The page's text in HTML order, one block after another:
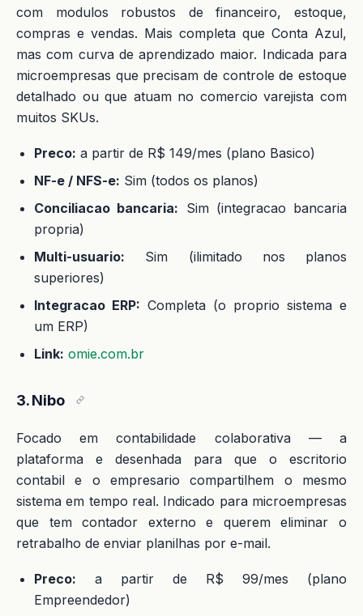
com modulos robustos de financeiro, estoque,
compras e vendas. Mais completa que Conta Azul,
mas com curva de aprendizado maior. Indicada para
microempresas que precisam de controle de estoque
detalhado ou que atuam no comercio varejista com
muitos SKUs.
Preco: a partir de R$ 149/mes (plano Basico)
NF-e / NFS-e: Sim (todos os planos)
Conciliacao bancaria: Sim (integracao bancaria
propria)
Multi-usuario: Sim (ilimitado nos planos
superiores)
Integracao ERP: Completa (o proprio sistema e
um ERP)
Link: omie.com.br
3. Nibo
Focado em contabilidade colaborativa — a
plataforma e desenhada para que o escritorio
contabil e o empresario compartilhem o mesmo
sistema em tempo real. Indicado para microempresas
que tem contador externo e querem eliminar o
retrabalho de enviar planilhas por e-mail.
Preco: a partir de R$ 99/mes (plano
Empreendedor)